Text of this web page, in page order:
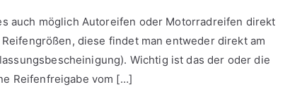
auch möglich Autoreifen oder Motorradreifen direkt
diese findet man entweder direkt am
Wichtig ist das der oder die
Reifenfreigabe vom […]